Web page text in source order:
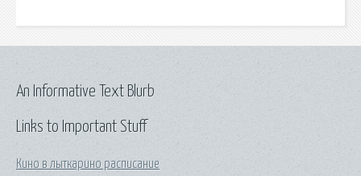
Links to Important Stuff
Кино в лыткарино расписание
An Informative Text Blurb